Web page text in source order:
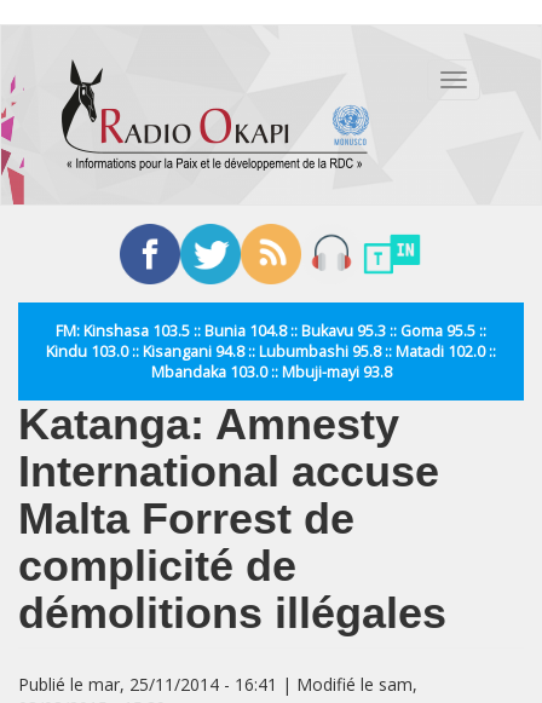
contenu
principal
Toggle
FM: Kinshasa 103.5 :: Bunia 104.8 :: Bukavu 95.3 :: Goma 95.5 ::
Kindu 103.0 :: Kisangani 94.8 :: Lubumbashi 95.8 :: Matadi 102.0 ::
Mbandaka 103.0 :: Mbuji-mayi 93.8
Katanga: Amnesty
International accuse
Malta Forrest de
complicité de
démolitions illégales
Publié le mar, 25/11/2014 - 16:41 | Modifié le sam,